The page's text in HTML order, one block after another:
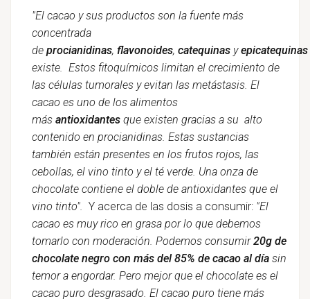
"El cacao y sus productos son la fuente más
concentrada
de procianidinas, flavonoides, catequinasyepicatequinas
existe. Estos fitoquímicos limitan el crecimiento de
las células tumorales y evitan las metástasis. El
cacao es uno de los alimentos
más antioxidantesque existen gracias a su alto
contenido en procianidinas. Estas sustancias
también están presentes en los frutos rojos, las
cebollas, el vino tinto y el té verde. Una onza de
chocolate contiene el doble de antioxidantes que el
vino tinto". Y acerca de las dosis a consumir: "El
cacao es muy rico en grasa por lo que debemos
tomarlo con moderación. Podemos consumir20g de
chocolate negro con más del 85% de cacao al díasin
temor a engordar. Pero mejor que el chocolate es el
cacao puro desgrasado. El cacao puro tiene más